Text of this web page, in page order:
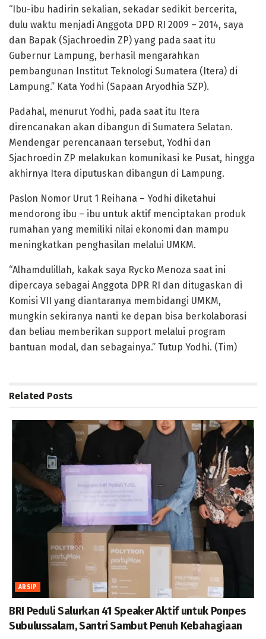
“Ibu-ibu hadirin sekalian, sekadar sedikit bercerita,
dulu waktu menjadi Anggota DPD RI 2009 – 2014, saya
dan Bapak (Sjachroedin ZP) yang pada saat itu
Gubernur Lampung, berhasil mengarahkan
pembangunan Institut Teknologi Sumatera (Itera) di
Lampung.” Kata Yodhi (Sapaan Aryodhia SZP).
Padahal, menurut Yodhi, pada saat itu Itera
direncanakan akan dibangun di Sumatera Selatan.
Mendengar perencanaan tersebut, Yodhi dan
Sjachroedin ZP melakukan komunikasi ke Pusat, hingga
akhirnya Itera diputuskan dibangun di Lampung.
Paslon Nomor Urut 1 Reihana – Yodhi diketahui
mendorong ibu – ibu untuk aktif menciptakan produk
rumahan yang memiliki nilai ekonomi dan mampu
meningkatkan penghasilan melalui UMKM.
“Alhamdulillah, kakak saya Rycko Menoza saat ini
dipercaya sebagai Anggota DPR RI dan ditugaskan di
Komisi VII yang diantaranya membidangi UMKM,
mungkin sekiranya nanti ke depan bisa berkolaborasi
dan beliau memberikan support melalui program
bantuan modal, dan sebagainya.” Tutup Yodhi. (Tim)
Related Posts
ARSIP
BRI Peduli Salurkan 41 Speaker Aktif untuk Ponpes
Subulussalam, Santri Sambut Penuh Kebahagiaan